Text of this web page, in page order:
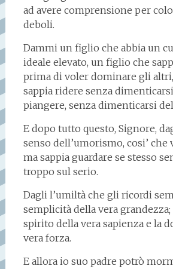
ad avere comprensione per
deboli.
Dammi un figlio che abbia un
ideale elevato, un figlio che
prima di voler dominare gli
sappia ridere senza
piangere, senza dimenticarsi
E dopo tutto questo, Signore,
senso dell’umorismo, cosi’ che
ma sappia guardare se stesso
troppo sul serio.
Dagli l’umiltà che gli ricordi
semplicità della vera
spirito della vera sapienza e la
vera forza.
E allora io suo padre potrò